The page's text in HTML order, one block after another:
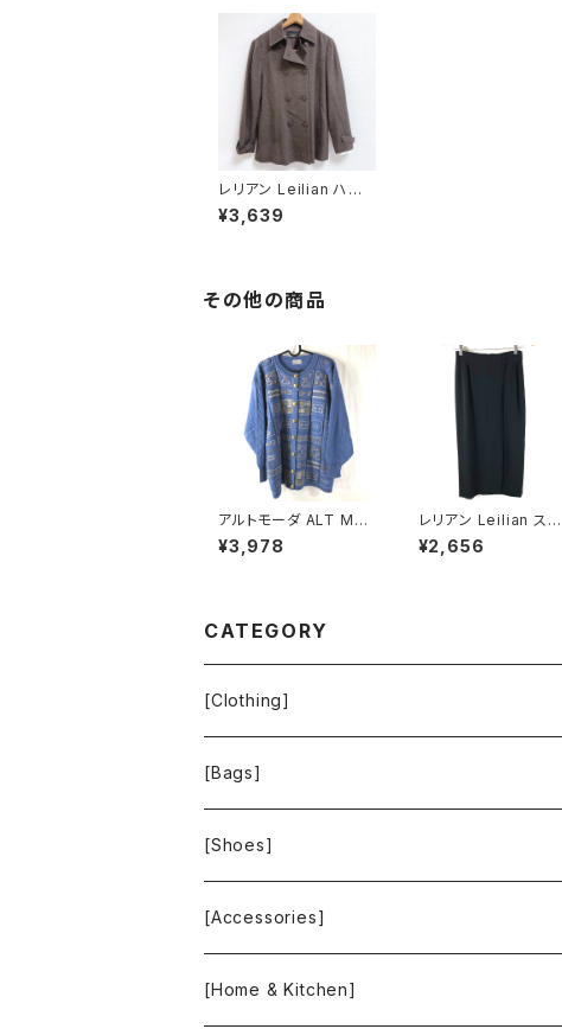
レリアン Leilian ハー
フコート ブラウン 9142
01
¥3,639
その他の商品
アルトモーダ ALT MO
DER カーディガン 金ボ
タン ニット 青系 Fサイ
¥3,978
レリアン Leilian スカ
ート ロング スリット 裏
地付き 日本製 サイドフ
¥2,656
CATEGORY
[Clothing]
Krochet Kids International
[Bags]
BAGGU
FOOD TEXTILE
INCASE
[Shoes]
TOMS
[Accessories]
ALEX AND ANI
[Home & Kitchen]